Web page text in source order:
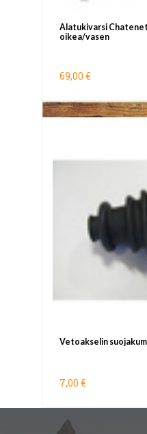
Alatukivarsi
oikea/vasen
69,00 €
Vetoakselin
7,00 €